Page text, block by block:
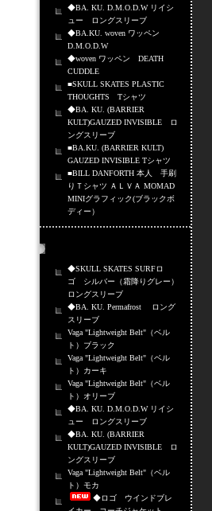
◆BA. KU. D.M.O.D.W リイシ
ュー ロングスリーブ
◆BA.KU. woven ワッペン
D.M.O.D.W
◆woven ワッペン DEATH
CUDDLE
■SKULL SKATES PLASTIC
THOUGHTS Tシャツ
◆BA. KU. (BARRIER
KULT)GAUZED INVISIBLE ロ
ングスリーブ
■BA.KU. (BARRIER KULT)
GAUZED INVISIBLE Tシャツ
■BILL DANFORTH 本人 手刷
りＴシャツ ＡＬＶＡ MOMAD
MINIグラフィック(ブラックボ
ディー）
◆SKULL SKATES SURFロ
ゴ シルバー（霜降りグレー）
ロングスリーブ
◆BA. KU. Permafrost ロング
スリーブ
Vaga "Lightweight Belt"（ベル
ト）ブラック
Vaga "Lightweight Belt"（ベル
ト）カーキ
Vaga "Lightweight Belt"（ベル
ト）オリーブ
◆BA. KU. D.M.O.D.W リイシ
ュー ロングスリーブ
◆BA. KU. (BARRIER
KULT)GAUZED INVISIBLE ロ
ングスリーブ
Vaga "Lightweight Belt"（ベル
ト）モカ
◆ロゴ ウインドブレ